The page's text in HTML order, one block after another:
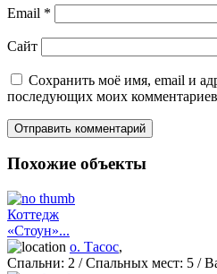
Email *
Сайт
Сохранить моё имя, email и
последующих моих
Похожие объекты
Коттедж
«Стоун»...
о. Тасос,
Спальни: 2 / Спальных мест: 5 /